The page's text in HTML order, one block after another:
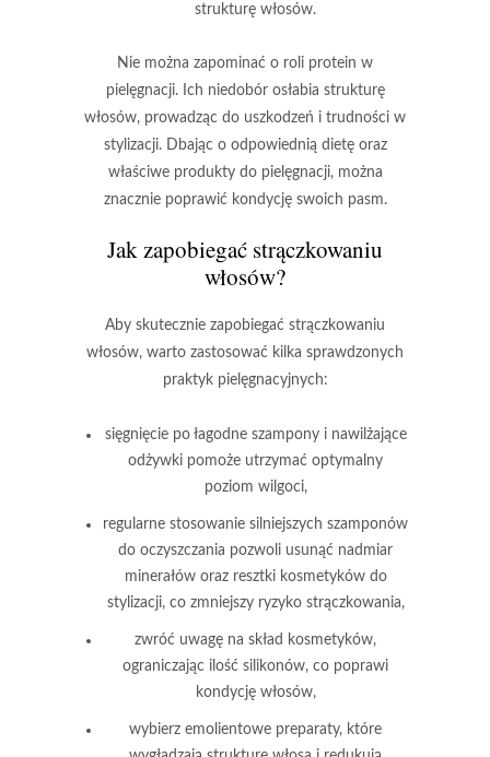
strukturę włosów.
Nie można zapominać o roli protein w
pielęgnacji. Ich niedobór osłabia strukturę
włosów, prowadząc do uszkodzeń i trudności w
stylizacji. Dbając o odpowiednią dietę oraz
właściwe produkty do pielęgnacji, można
znacznie poprawić kondycję swoich pasm.
Jak zapobiegać strączkowaniu
włosów?
Aby skutecznie zapobiegać strączkowaniu
włosów, warto zastosować kilka sprawdzonych
praktyk pielęgnacyjnych:
sięgnięcie po łagodne szamponyi nawilżające
odżywki pomoże utrzymać optymalny
poziom wilgoci,
regularne stosowanie silniejszych szamponów
do oczyszczania pozwoli usunąć nadmiar
minerałów oraz resztki kosmetyków do
stylizacji, co zmniejszy ryzyko strączkowania,
zwróć uwagę na skład kosmetyków,
ograniczając ilość silikonów, co poprawi
kondycję włosów,
wybierz emolientowe preparaty, które